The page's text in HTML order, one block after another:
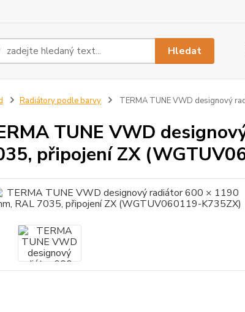
Hledat
Radiátory podle barvy TERMA TUNE VWD designový
TUNE VWD
připojení ZX